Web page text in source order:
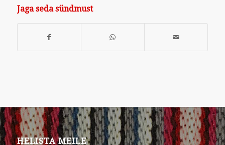
Jaga seda sündmust
HELISTA MEILE